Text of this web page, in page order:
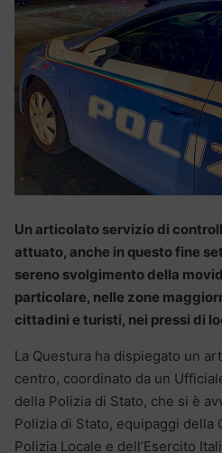
Un articolato servizio di
attuato, anche in questo fine
sereno svolgimento della
particolare, nelle zone
cittadini e turisti, nei pressi di
La Questura ha dispiegato un
centro, coordinato da un
della Polizia di Stato, che si è
Polizia di Stato, equipaggi della
Polizia Locale e dell’Esercito